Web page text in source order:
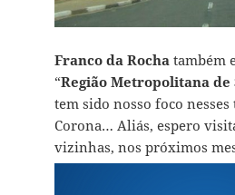
Franco da Rochatambém
“Região Metropolitana de
tem sido nosso foco nesses
Corona… Aliás, espero
vizinhas, nos próximos